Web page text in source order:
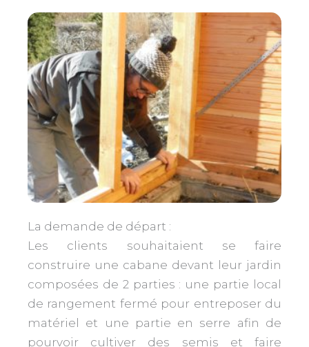
La demande de départ :
Les clients souhaitaient se faire
construire une cabane devant leur jardin
composées de 2 parties : une partie local
de rangement fermé pour entreposer du
matériel et une partie en serre afin de
pourvoir cultiver des semis et faire